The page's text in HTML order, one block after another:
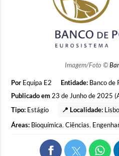
Imagem/Foto ©
Por Equipa E2 Entidade: Banco de
Publicado em 23 de Junho de 2025
Tipo: Estágio 📍 Localidade:
Áreas: Bioquímica,Ciências,